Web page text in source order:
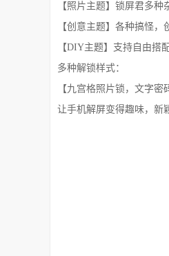
【照片主题】锁屏君多
【创意主题】各种搞怪
【DIY主题】支持自由搭
多种解锁样式：
【九宫格照片锁，文字
让手机解屏变得趣味，新